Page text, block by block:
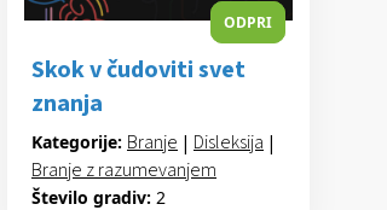
Skok v čudoviti svet
znanja
Kategorije: Branje | Disleksija |
Branje z razumevanjem
Število gradiv: 2
ODPRI